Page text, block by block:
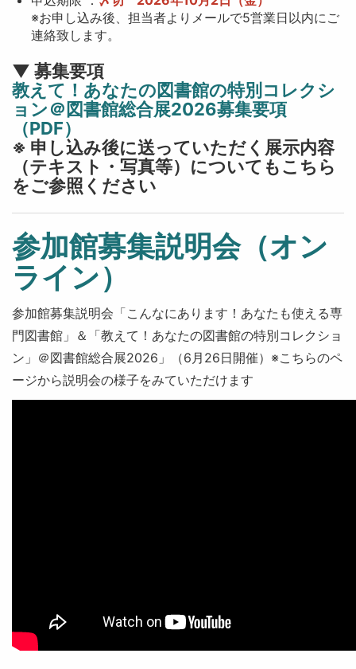
※お申し込み後、担当者よりメールで5営業日以内にご
連絡致します。
▼ 募集要項
教えて！あなたの図書館の特別コレクシ
ョン＠図書館総合展2026募集要項
（PDF）
※ 申し込み後に送っていただく展示内容
（テキスト・写真等）についてもこちら
をご参照ください
参加館募集説明会（オン
ライン）
参加館募集説明会「こんなにあります！あなたも使える専
門図書館」＆「教えて！あなたの図書館の特別コレクショ
ン」＠図書館総合展2026」（6月26日開催）※こちらのペ
ージから説明会の様子をみていただけます